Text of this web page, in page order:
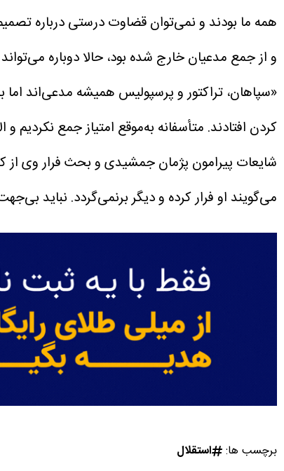
همه ما بودند و نمی‌توان قضاوت درستی درباره
و از جمع مدعیان خارج شده بود، حالا دوباره
«سپاهان، تراکتور و پرسپولیس همیشه مدعی‌اند اما
کردن افتادند. متأسفانه به‌موقع امتیاز جمع نکردیم
شایعات پیرامون پژمان جمشیدی و بحث فرار وی از
می‌گویند او فرار کرده و دیگر برنمی‌گردد. نباید
برچسب ها: استقلال